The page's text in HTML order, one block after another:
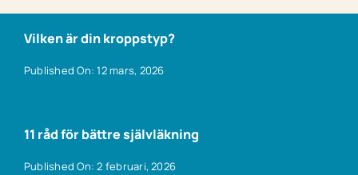
Vilken är din kroppstyp?
Published On: 12 mars, 2026
11 råd för bättre självläkning
Published On: 2 februari, 2026